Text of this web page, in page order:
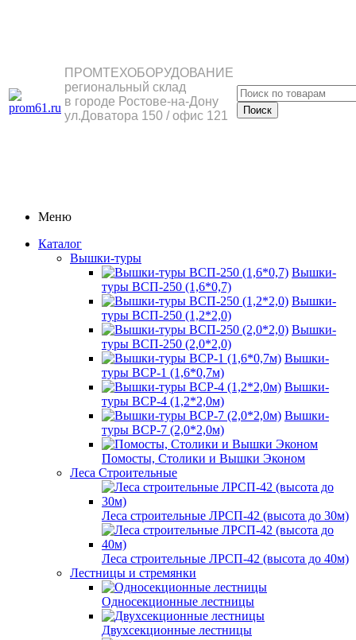
ПРОМТЕХОБОРУДОВАНИЕ
региональный склад
в городе Ростове-на-Дону
ул.Доватора 150 / офис 121
Меню
Каталог
Вышки-туры
Вышки-
туры ВСП-250 (1,6*0,7)
Вышки-
туры ВСП-250 (1,2*2,0)
Вышки-
туры ВСП-250 (2,0*2,0)
Вышки-
туры ВСР-1 (1,6*0,7м)
Вышки-
туры ВСР-4 (1,2*2,0м)
Вышки-
туры ВСР-7 (2,0*2,0м)
Помосты, Столики и Вышки Эконом
Леса Строительные
Леса строительные ЛРСП-42 (высота до 30м)
Леса строительные ЛРСП-42 (высота до 40м)
Лестницы и стремянки
Односекционные лестницы
Двухсекционные лестницы